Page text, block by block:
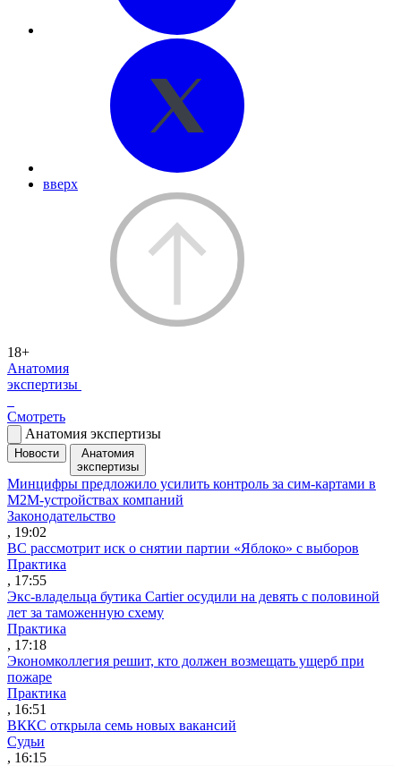
вверх
18+
Анатомия
экспертизы
Смотреть
Анатомия экспертизы
Новости
Анатомия
экспертизы
Минцифры предложило усилить контроль за сим-картами в
M2M-устройствах компаний
Законодательство
, 19:02
ВС рассмотрит иск о снятии партии «Яблоко» с выборов
Практика
, 17:55
Экс-владельца бутика Cartier осудили на девять с половиной
лет за таможенную схему
Практика
, 17:18
Экономколлегия решит, кто должен возмещать ущерб при
пожаре
Практика
, 16:51
ВККС открыла семь новых вакансий
Судьи
, 16:15